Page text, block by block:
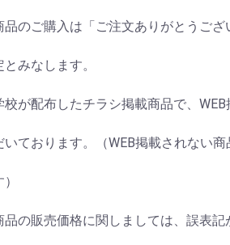
品のご購入は「ご注文ありがとうご
とみなします。
校が配布したチラシ掲載商品で、
いております。（WEB掲載されない
品の販売価格に関しましては、誤表